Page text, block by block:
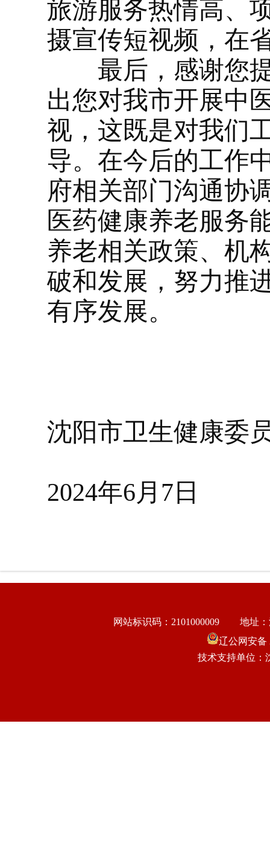
旅游服务热情高、
摄宣传短视频，在
最后，感谢您提
出您对我市开展中
视，这既是对我们
导。在今后的工作
府相关部门沟通协
医药健康养老服务
养老相关政策、机
破和发展，努力推
有序发展。
沈阳市卫生健康委
2024年6月7日
网站标识码：2101000009
地址
辽公网安备
技术支持单位：